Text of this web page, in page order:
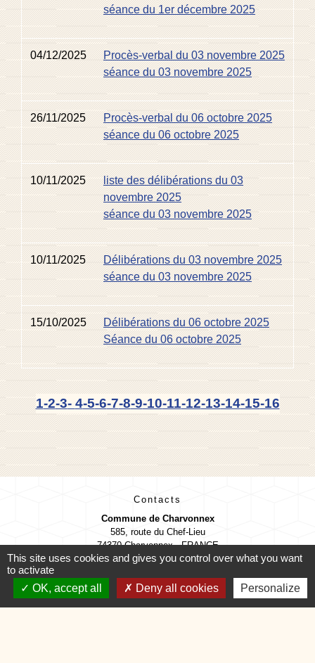
séance du 1er décembre 2025
04/12/2025
Procès-verbal du 03 novembre 2025
séance du 03 novembre 2025
26/11/2025
Procès-verbal du 06 octobre 2025
séance du 06 octobre 2025
10/11/2025
liste des délibérations du 03
novembre 2025
séance du 03 novembre 2025
10/11/2025
Délibérations du 03 novembre 2025
séance du 03 novembre 2025
15/10/2025
Délibérations du 06 octobre 2025
Séance du 06 octobre 2025
1-2-3- 4-5-6-7-8-9-10-11-12-13-14-15-16
Contacts
Commune de Charvonnex
585, route du Chef-Lieu
74370 Charvonnex - FRANCE
+33 4 50 60 32 48
Contact par formulaire
This site uses cookies and gives you control over what you want
to activate
OK, accept all
Deny all cookies Personalize